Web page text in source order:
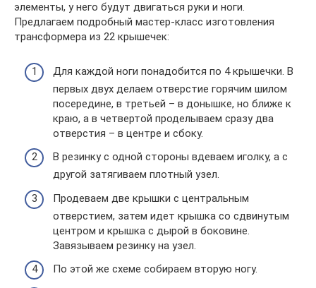
элементы, у него будут двигаться руки и ноги.
Предлагаем подробный мастер-класс изготовления
трансформера из 22 крышечек:
Для каждой ноги понадобится по 4 крышечки. В
первых двух делаем отверстие горячим шилом
посередине, в третьей – в донышке, но ближе к
краю, а в четвертой проделываем сразу два
отверстия – в центре и сбоку.
В резинку с одной стороны вдеваем иголку, а с
другой затягиваем плотный узел.
Продеваем две крышки с центральным
отверстием, затем идет крышка со сдвинутым
центром и крышка с дырой в боковине.
Завязываем резинку на узел.
По этой же схеме собираем вторую ногу.